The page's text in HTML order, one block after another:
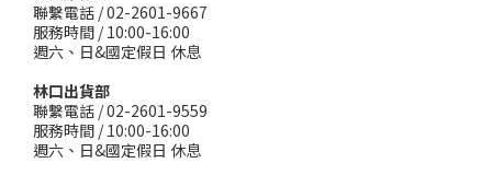
聯繫電話 / 02-2601-9667
服務時間 / 10:00-16:00
週六、日&國定假日 休息
林口出貨部
聯繫電話 / 02-2601-9559
服務時間 / 10:00-16:00
週六、日&國定假日 休息